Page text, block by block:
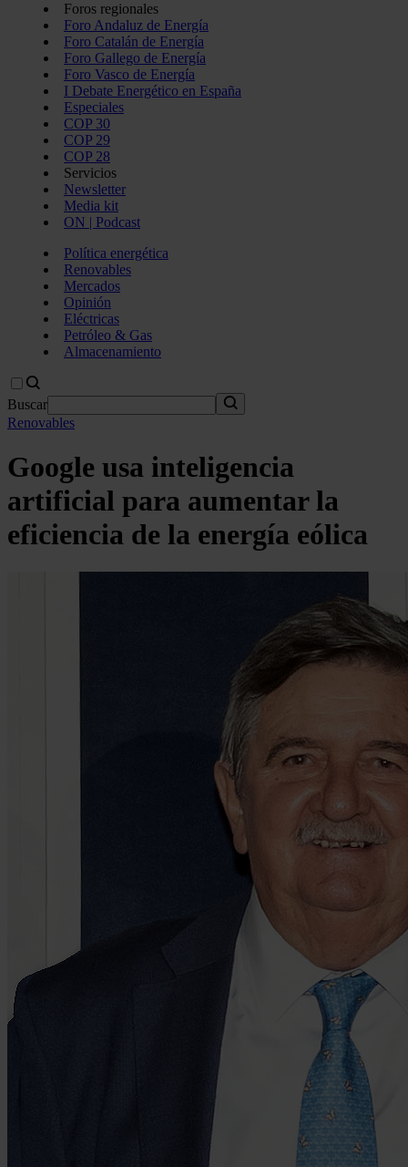
Foros regionales
Foro Andaluz de Energía
Foro Catalán de Energía
Foro Gallego de Energía
Foro Vasco de Energía
I Debate Energético en España
Especiales
COP 30
COP 29
COP 28
Servicios
Newsletter
Media kit
ON | Podcast
Política energética
Renovables
Mercados
Opinión
Eléctricas
Petróleo & Gas
Almacenamiento
Buscar
Renovables
Google usa inteligencia
artificial para aumentar la
eficiencia de la energía eólica